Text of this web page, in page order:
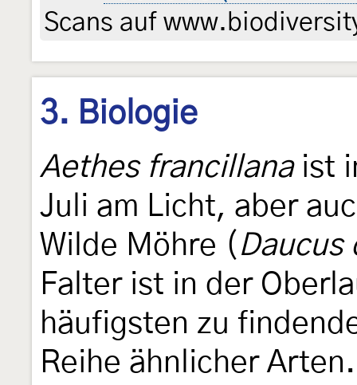
Scans auf
3. Biologie
Aethes francillanaist
Juli am Licht, aber
Wilde Möhre ( Daucus
Falter ist in der
häufigsten zu
Reihe ähnlicher